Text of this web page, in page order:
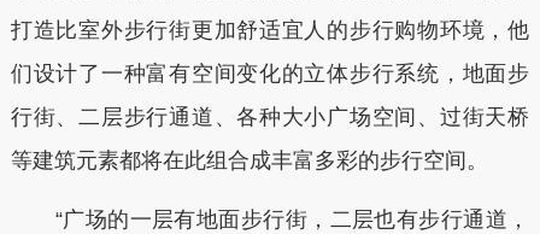
打造比室外步行街更加舒适宜人的步行购物环境，他
们设计了一种富有空间变化的立体步行系统，地面步
行街、二层步行通道、各种大小广场空间、过街天桥
等建筑元素都将在此组合成丰富多彩的步行空间。
“广场的一层有地面步行街，二层也有步行通道，